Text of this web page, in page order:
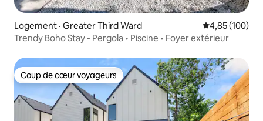
Logement · Greater Third Ward Note
4,85 (100)
Trendy Boho Stay - Pergola • Piscine • Foyer extérieur
Coup de cœur voyageurs
Coup de cœur voyageurs